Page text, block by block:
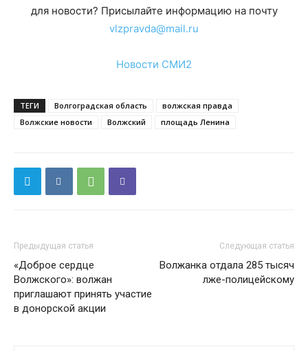
для новости? Присылайте информацию на почту
vlzpravda@mail.ru
Новости СМИ2
ТЕГИ Волгоградская область
волжская правда
Волжские новости
Волжский площадь Ленина
Предыдущая статья
«Доброе сердце
Волжского»: волжан
приглашают принять участие
в донорской акции
Следующая статья
Волжанка отдала 285 тысяч
лже-полицейскому